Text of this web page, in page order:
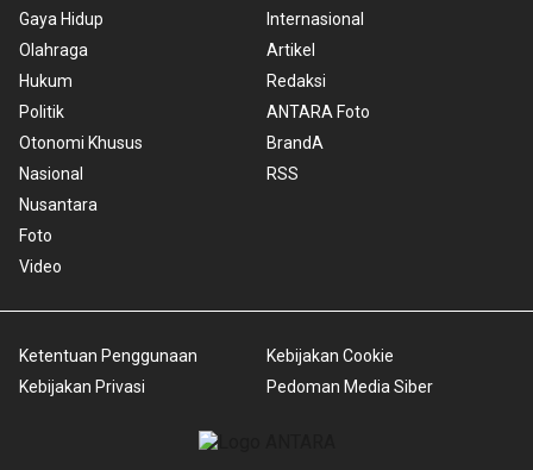
Gaya Hidup
Olahraga
Hukum
Politik
Otonomi Khusus
Nasional
Nusantara
Foto
Video
Internasional
Artikel
Redaksi
ANTARA Foto
BrandA
RSS
Ketentuan Penggunaan
Kebijakan Privasi
Kebijakan Cookie
Pedoman Media Siber